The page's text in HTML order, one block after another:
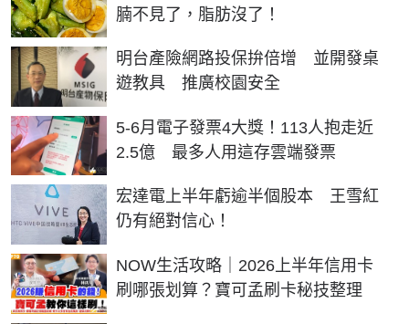
腩不見了，脂肪沒了！
明台產險網路投保拚倍增 並開發桌
遊教具 推廣校園安全
5-6月電子發票4大獎！113人抱走近
2.5億 最多人用這存雲端發票
宏達電上半年虧逾半個股本 王雪紅
仍有絕對信心！
NOW生活攻略｜2026上半年信用卡
刷哪張划算？寶可孟刷卡秘技整理